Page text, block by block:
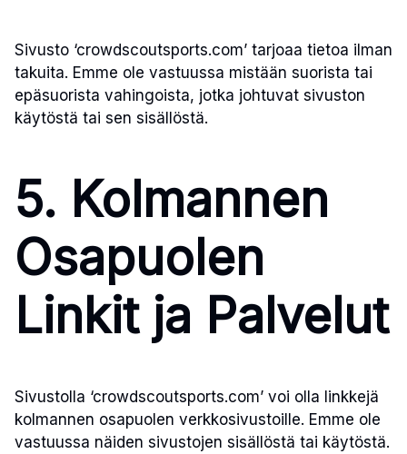
Sivusto ‘crowdscoutsports.com’ tarjoaa tietoa ilman
takuita. Emme ole vastuussa mistään suorista tai
epäsuorista vahingoista, jotka johtuvat sivuston
käytöstä tai sen sisällöstä.
5. Kolmannen
Osapuolen
Linkit ja Palvelut
Sivustolla ‘crowdscoutsports.com’ voi olla linkkejä
kolmannen osapuolen verkkosivustoille. Emme ole
vastuussa näiden sivustojen sisällöstä tai käytöstä.